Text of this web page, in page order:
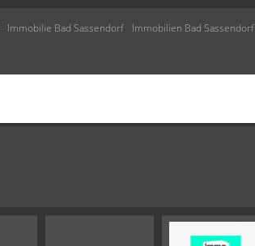
Immobilie Bad Sassendorf Immobilien Bad Sassendorf